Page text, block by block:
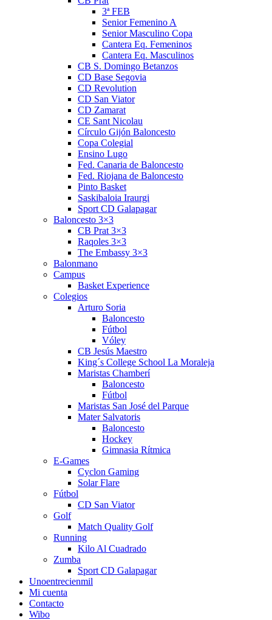
3ª FEB
Senior Femenino A
Senior Masculino Copa
Cantera Eq. Femeninos
Cantera Eq. Masculinos
CB S. Domingo Betanzos
CD Base Segovia
CD Revolution
CD San Viator
CD Zamarat
CE Sant Nicolau
Círculo Gijón Baloncesto
Copa Colegial
Ensino Lugo
Fed. Canaria de Baloncesto
Fed. Riojana de Baloncesto
Pinto Basket
Saskibaloia Iraurgi
Sport CD Galapagar
Baloncesto 3×3
CB Prat 3×3
Raqoles 3×3
The Embassy 3×3
Balonmano
Campus
Basket Experience
Colegios
Arturo Soria
Baloncesto
Fútbol
Vóley
CB Jesús Maestro
King´s College School La Moraleja
Maristas Chamberí
Baloncesto
Fútbol
Maristas San José del Parque
Mater Salvatoris
Baloncesto
Hockey
Gimnasia Rítmica
E-Games
Cyclon Gaming
Solar Flare
Fútbol
CD San Viator
Golf
Match Quality Golf
Running
Kilo Al Cuadrado
Zumba
Sport CD Galapagar
Unoentrecienmil
Mi cuenta
Contacto
Wibo